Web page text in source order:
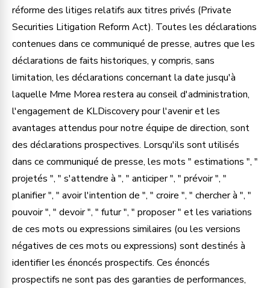
réforme des litiges relatifs aux titres privés (Private
Securities Litigation Reform Act). Toutes les déclarations
contenues dans ce communiqué de presse, autres que les
déclarations de faits historiques, y compris, sans
limitation, les déclarations concernant la date jusqu'à
laquelle Mme Morea restera au conseil d'administration,
l'engagement de KLDiscovery pour l'avenir et les
avantages attendus pour notre équipe de direction, sont
des déclarations prospectives. Lorsqu'ils sont utilisés
dans ce communiqué de presse, les mots " estimations ", "
projetés ", " s'attendre à ", " anticiper ", " prévoir ", "
planifier ", " avoir l'intention de ", " croire ", " chercher à ", "
pouvoir ", " devoir ", " futur ", " proposer " et les variations
de ces mots ou expressions similaires (ou les versions
négatives de ces mots ou expressions) sont destinés à
identifier les énoncés prospectifs. Ces énoncés
prospectifs ne sont pas des garanties de performances,